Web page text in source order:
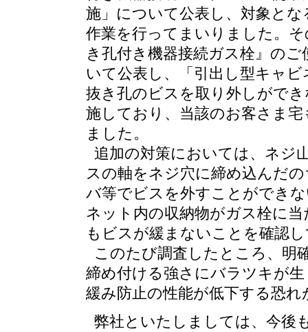
施」について公表し、対象と
作業を行ってまいりました。
き孔付き機器接続ガス栓』の
いて公表し、「引出し型キャ
抜き孔のビスを取り外しがで
施しており、当該のお客さま
ました。
追加の対策においては、ネジ
スの軸をネジ穴に締め込んだ
バ等でビスを外すことができ
ネット内の収納物がガス栓に
もビスが緩まないことを確認
このたび調査したところ、明
締め付ける強さにバラツキが
緩み防止の性能が低下する恐
弊社といたしましては、今後